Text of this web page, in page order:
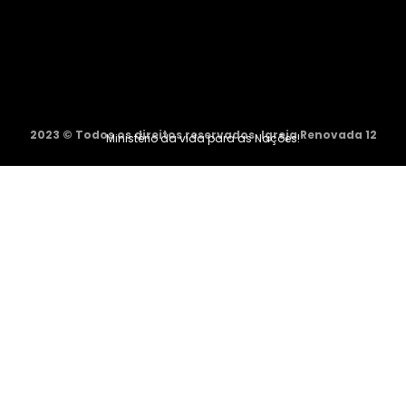
2023 © Todos os direitos reservados. Igreja Renovada 12
Ministério da vida para as Nações!